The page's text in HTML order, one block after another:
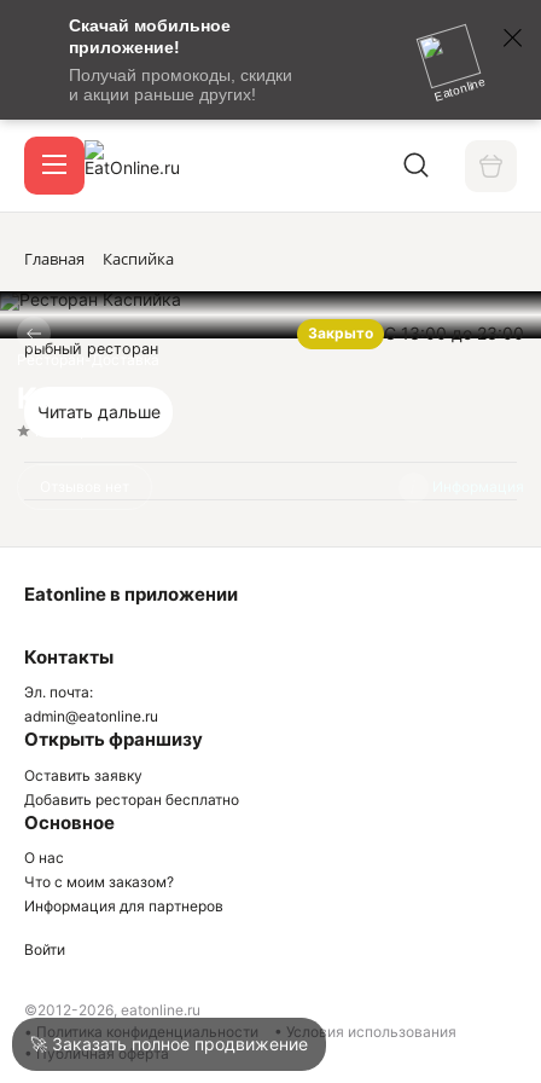
Скачай мобильное
приложение!
Получай промокоды, скидки
и акции раньше других!
Eatonline
сообщение
кодом
подтверждения
Вход / регистрация
Акции
Войти
Написать в техподдержку
Главная Каспийка
Закрыто С 13:00 до 23:00
Ресторан-Доставка
Каспийка
рыбный ресторан
Читать дальше
Контакты
Эл. почта:
admin@eatonline.ru
Открыть франшизу
Оставить заявку
Добавить ресторан бесплатно
Основное
О нас
Что с моим заказом?
Информация для партнеров
Eatonline в приложении
Войти
©2012-2026, eatonline.ru
• Политика конфиденциальности
• Условия использования
• Публичная оферта
🚀 Заказать полное продвижение